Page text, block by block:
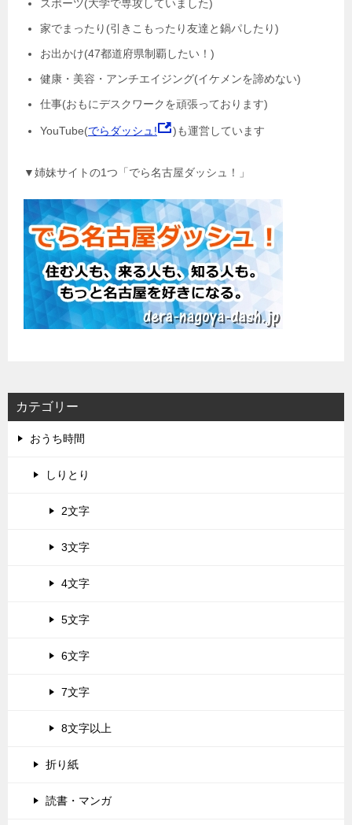
スポーツ(大学で専攻していました)
家でまったり(引きこもったり友達と鍋パしたり)
お出かけ(47都道府県制覇したい！)
健康・美容・アンチエイジング(イケメンを諦めない)
仕事(おもにデスクワークを頑張っております)
YouTube(でらダッシュ! )も運営しています
▼姉妹サイトの1つ「でら名古屋ダッシュ！」
カテゴリー
おうち時間
しりとり
2文字
3文字
4文字
5文字
6文字
7文字
8文字以上
折り紙
読書・マンガ